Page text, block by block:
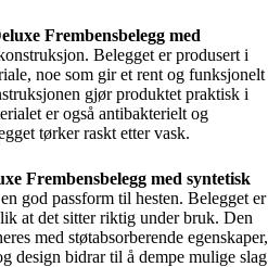
Frembensbelegg med
Belegget er produsert i
noe som gir et rent og funksjonelt
gjør produktet praktisk i
er også antibakterielt og
tørker raskt etter vask.
Frembensbelegg med syntetisk
god passform til hesten. Belegget er
at det sitter riktig under bruk. Den
med støtabsorberende egenskaper,
design bidrar til å dempe mulige slag